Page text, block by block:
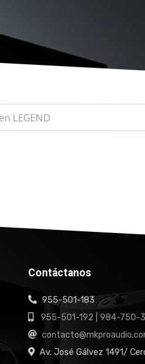
Contáctanos
955-501-183
955-501-192 | 984-750-
Av. José Gálvez 1491/